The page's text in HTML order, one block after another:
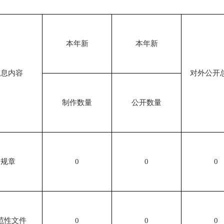
内容
本年新 本年新
对外公开
制作数量 公开数量
规章 0 0 0
性文件 0 0 0